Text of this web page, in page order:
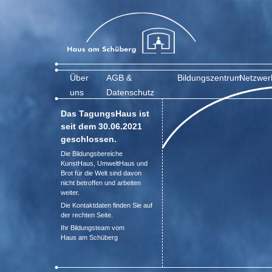
Über
uns
AGB &
Datenschutz
Bildungszentrum
Das TagungsHaus ist
seit dem 30.06.2021
geschlossen.
Die Bildungsbereiche
KunstHaus, UmweltHaus und
Brot für die Welt sind davon
nicht betroffen und arbeiten
weiter.
Die Kontaktdaten finden Sie auf
der rechten Seite.
Ihr Bildungsteam vom
Haus am Schüberg